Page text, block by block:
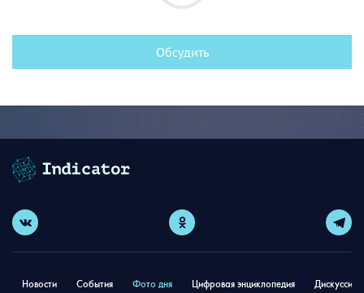
Обсудить
Новости События Фото дня Цифровая энциклопедия